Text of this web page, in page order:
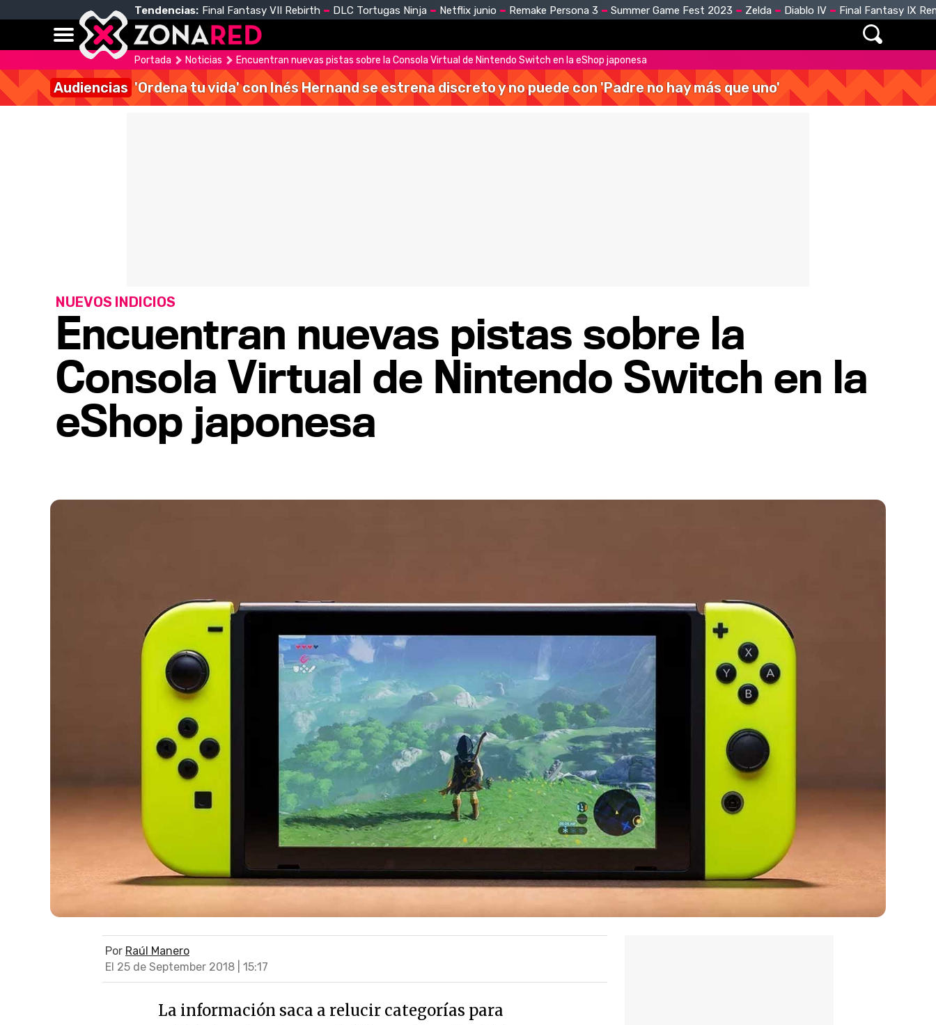
Tendencias: Final Fantasy VII Rebirth DLC Tortugas Ninja Netflix junio Remake Persona 3 Summer Game Fest 2023 Zelda Diablo IV Final Fantasy IX
Portada Noticias Encuentran nuevas pistas sobre la Consola Virtual de Nintendo Switch en la eShop japonesa
Audiencias 'Ordena tu vida' con Inés Hernand se estrena discreto y no puede con 'Padre no hay más que uno'
Encuentran nuevas pistas sobre la
Consola Virtual de Nintendo Switch en la
eShop japonesa
NUEVOS INDICIOS
Por Raúl Manero
El 25 de September 2018 | 15:17
La información saca a relucir categorías para